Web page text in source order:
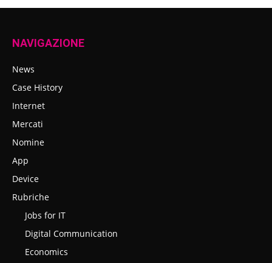
NAVIGAZIONE
News
Case History
Internet
Mercati
Nomine
App
Device
Rubriche
Jobs for IT
Digital Communication
Economics